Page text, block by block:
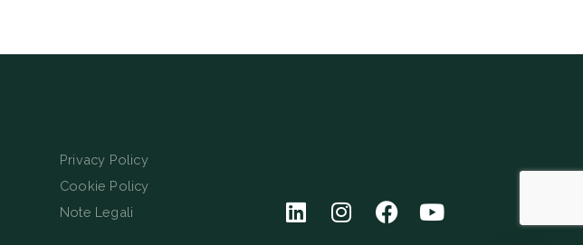
Privacy Policy
Cookie Policy
Note Legali